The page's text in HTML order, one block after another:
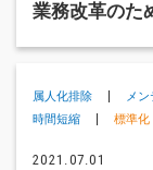
業務改革のた
属人化排除 メ
時間短縮
標準化
2021.07.01